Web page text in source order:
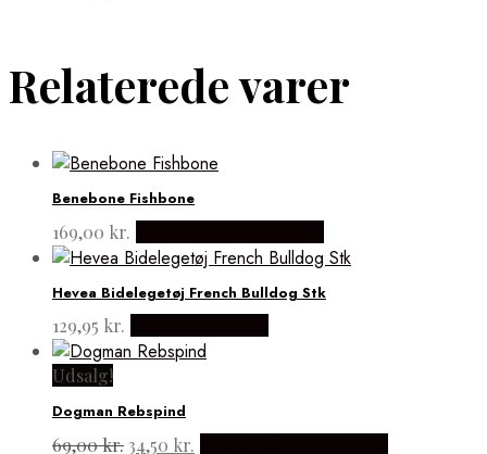
Relaterede varer
Benebone Fishbone
169,00 kr.
Hevea Bidelegetøj French Bulldog Stk
129,95 kr.
Udsalg!
Dogman Rebspind
69,00kr.Den
34,50 kr.